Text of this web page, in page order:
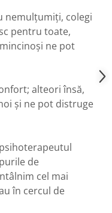
nemulțumiți, colegi
pentru toate,
ne pot
alteori însă,
și ne pot distruge
de
cel mai
în cercul de